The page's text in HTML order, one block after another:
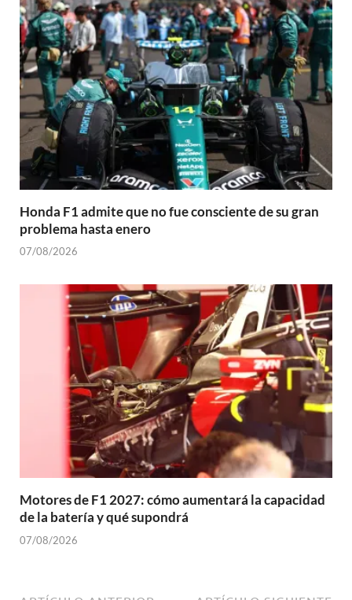
Honda F1 admite que no fue consciente de su gran
problema hasta enero
07/08/2026
Motores de F1 2027: cómo aumentará la capacidad
de la batería y qué supondrá
07/08/2026